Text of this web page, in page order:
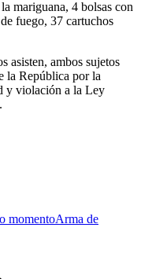
mariguana, 4 bolsas con
fuego, 37 cartuchos
asisten, ambos sujetos
la República por la
y violación a la Ley
momentoArma de